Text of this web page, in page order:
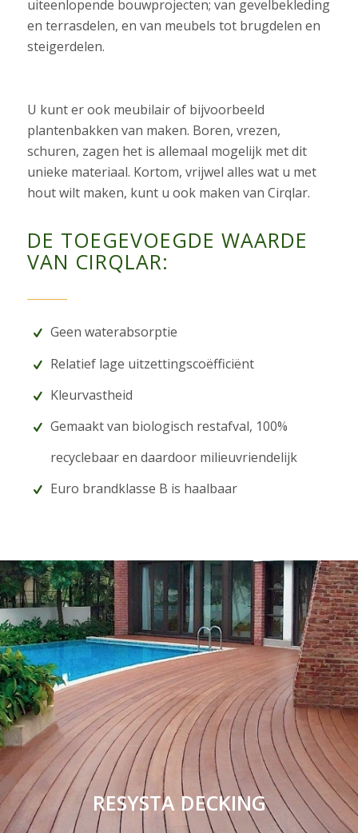
uiteenlopende bouwprojecten; van gevelbekleding
en terrasdelen, en van meubels tot brugdelen en
steigerdelen.
U kunt er ook meubilair of bijvoorbeeld
plantenbakken van maken. Boren, vrezen,
schuren, zagen het is allemaal mogelijk met dit
unieke materiaal. Kortom, vrijwel alles wat u met
hout wilt maken, kunt u ook maken van Cirqlar.
DE TOEGEVOEGDE WAARDE
VAN CIRQLAR:
Geen waterabsorptie
Relatief lage uitzettingscoëfficiënt
Kleurvastheid
Gemaakt van biologisch restafval, 100%
recyclebaar en daardoor milieuvriendelijk
Euro brandklasse B is haalbaar
RESYSTA DECKING